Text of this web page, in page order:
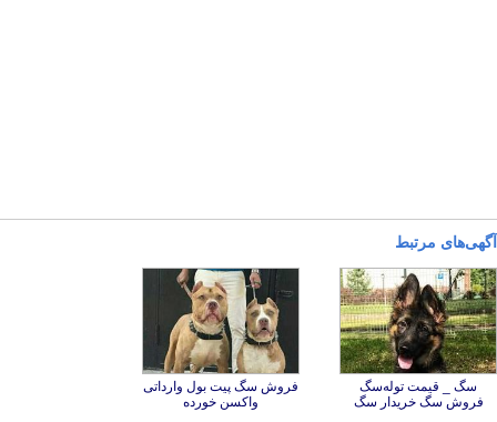
آگهی‌های مرتبط
سگ _ قیمت توله‌سگ
فروش سگ خریدار سگ
فروش سگ پیت بول وارداتی
واکسن خورده